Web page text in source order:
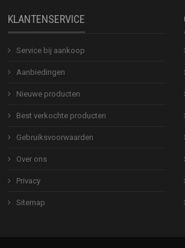
KLANTENSERVICE
Service bij aankoop
Aanbiedingen
Nieuwe producten
Best verkochte producten
Gebruiksvoorwaarden
Over ons
Privacy
Sitemap